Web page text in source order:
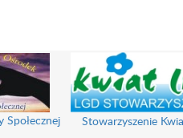
Społecznej Stowarzyszenie